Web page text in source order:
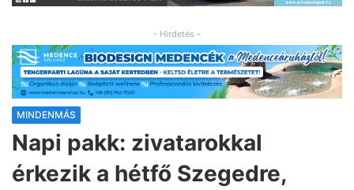
- Hirdetés -
MINDENMÁS
Napi pakk: zivatarokkal
érkezik a hétfő Szegedre,